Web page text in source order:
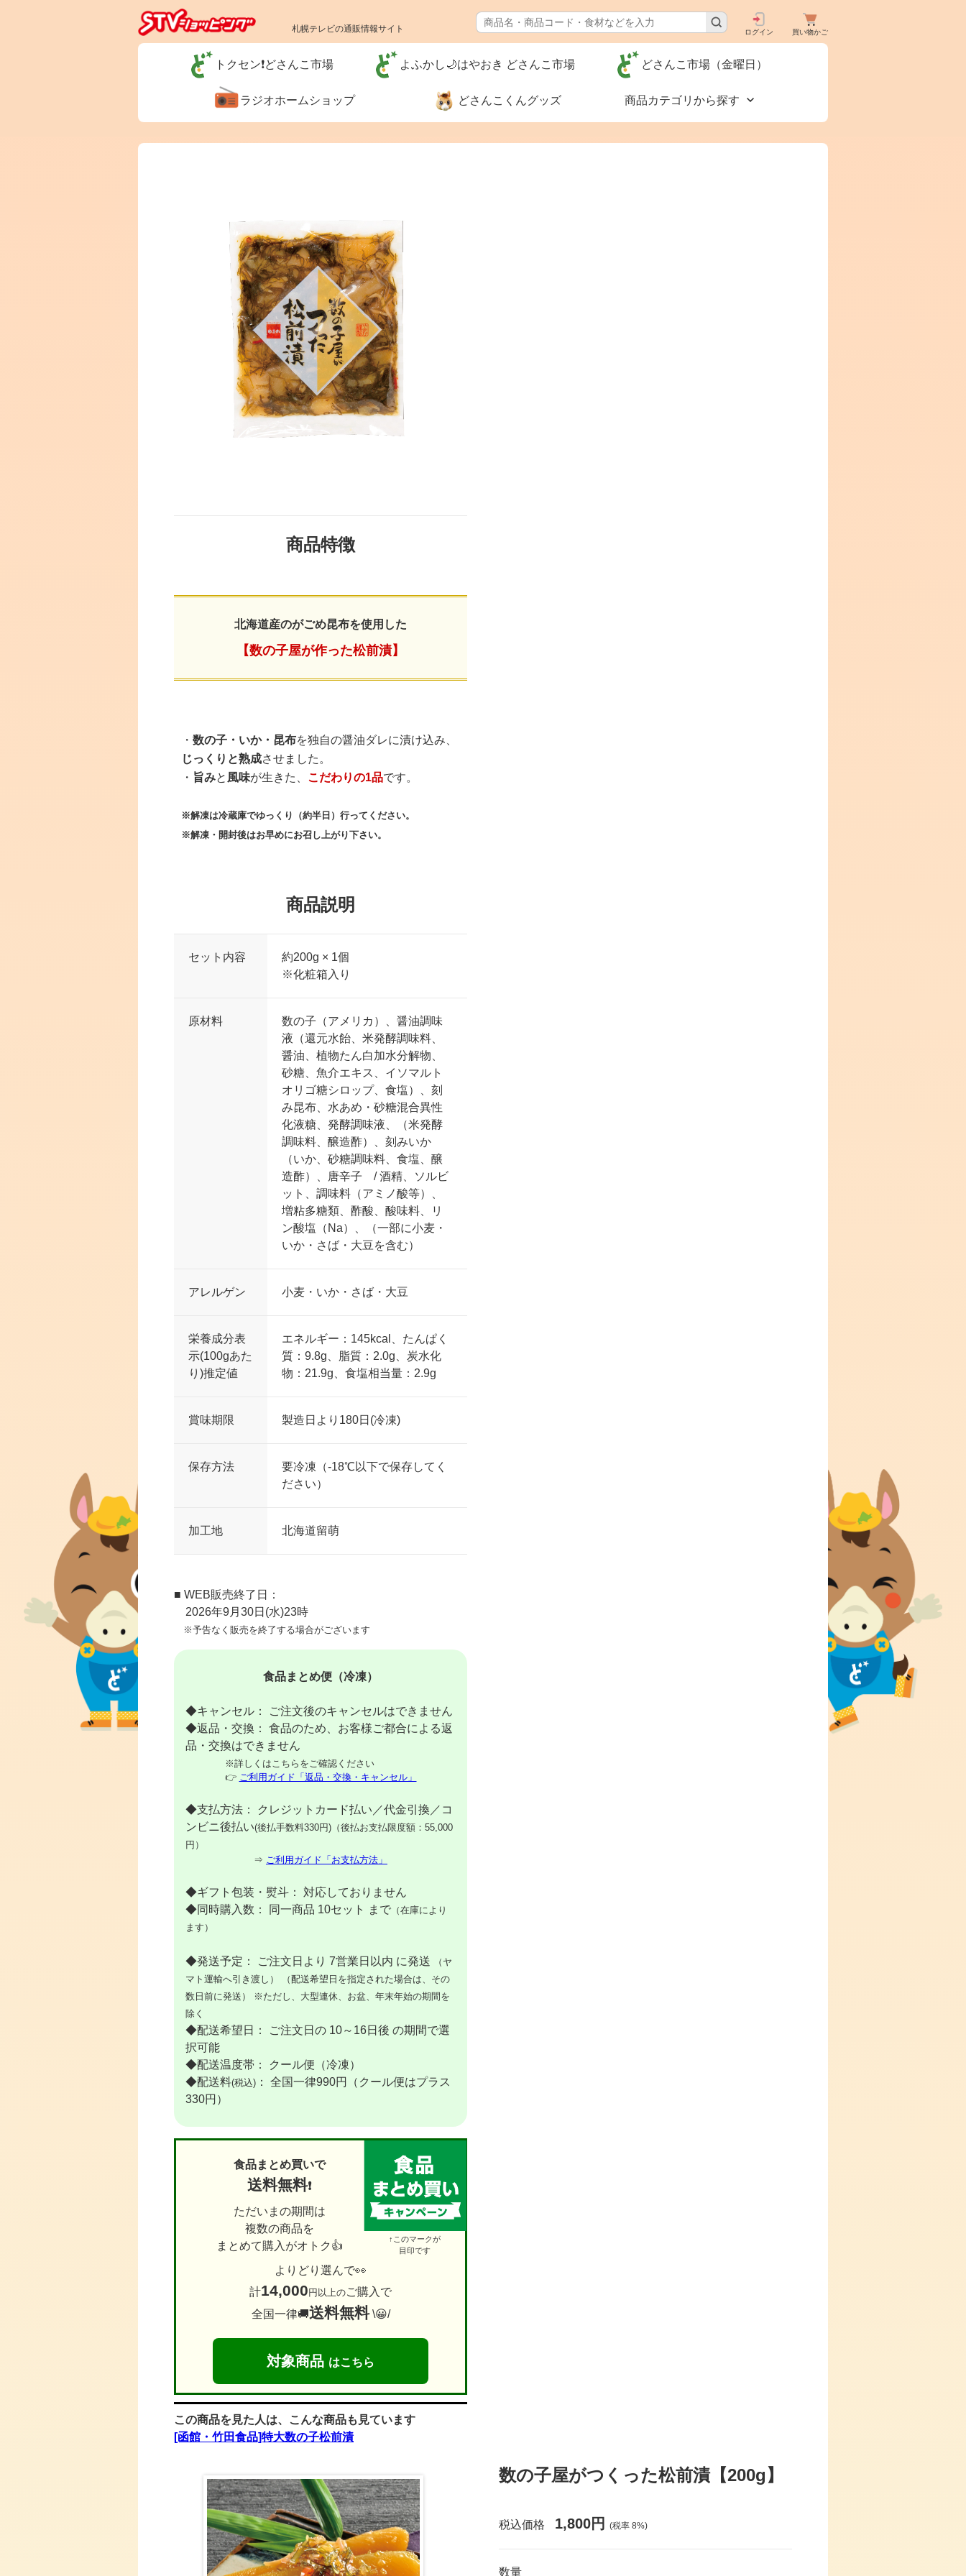
札幌テレビの通販情報サイト ログイン 買い物かご
トクセン❗どさんこ市場 よふかし🌙はやおき どさんこ市場 どさんこ市場（金曜日）
ラジオホームショップ どさんこくんグッズ 商品カテゴリから探す
商品特徴
北海道産のがごめ昆布を使用した
【数の子屋が作った松前漬】
・ 数の子・いか・昆布を独自の醤油ダレに漬け込み、
じっくりと熟成させました。
・ 旨みと 風味が生きた、 こだわりの1品です。
※解凍は冷蔵庫でゆっくり（約半日）行ってください。
※解凍・開封後はお早めにお召し上がり下さい。
商品説明
セット内容
約200g × 1個
※化粧箱入り
原材料
数の子（アメリカ）、醤油調味
液（還元水飴、米発酵調味料、
醤油、植物たん白加水分解物、
砂糖、魚介エキス、イソマルト
オリゴ糖シロップ、食塩）、刻
み昆布、水あめ・砂糖混合異性
化液糖、発酵調味液、（米発酵
調味料、醸造酢）、刻みいか
（いか、砂糖調味料、食塩、醸
造酢）、唐辛子 / 酒精、ソルビ
ット、調味料（アミノ酸等）、
増粘多糖類、酢酸、酸味料、リ
ン酸塩（Na）、（一部に小麦・
いか・さば・大豆を含む）
アレルゲン 小麦・いか・さば・大豆
栄養成分表
示(100gあた
り)推定値
エネルギー：145kcal、たんぱく
質：9.8g、脂質：2.0g、炭水化
物：21.9g、食塩相当量：2.9g
賞味期限 製造日より180日(冷凍)
保存方法
要冷凍（-18℃以下で保存してく
ださい）
加工地 北海道留萌
■ WEB販売終了日：
2026年9月30日(水)23時
※予告なく販売を終了する場合がございます
食品まとめ便（冷凍）
◆キャンセル： ご注文後のキャンセルはできません
◆返品・交換： 食品のため、お客様ご都合による返
品・交換はできません
※詳しくはこちらをご確認ください
👉 ご利用ガイド「返品・交換・キャンセル」
◆支払方法： クレジットカード払い／代金引換／コ
ンビニ後払い(後払手数料330円)（後払お支払限度額：55,000
円）
⇒ ご利用ガイド「お支払方法」
◆ギフト包装・熨斗： 対応しておりません
◆同時購入数： 同一商品 10セット まで （在庫により
ます）
◆発送予定： ご注文日より 7営業日以内 に発送
（ヤ
マト運輸へ引き渡し）
（配送希望日を指定された場合は、その
数日前に発送）
※ただし、大型連休、お盆、年末年始の期間を
除く
◆配送希望日： ご注文日の 10～16日後 の期間で選
択可能
◆配送温度帯： クール便（冷凍）
◆配送料(税込) ： 全国一律990円（クール便はプラス
330円）
↑このマークが
目印です
食品まとめ買いで
送料無料❗
ただいまの期間は
複数の商品を
まとめて購入がオトク👍
よりどり選んで👀
計14,000円以上のご購入で
全国一律🚚送料無料\😀/
対象商品 はこちら
この商品を見た人は、こんな商品も見ています
[函館・竹田食品]特大数の子松前漬
数の子屋がつくった松前漬【200g】
税込価格 1,800円 (税率 8%)
数量